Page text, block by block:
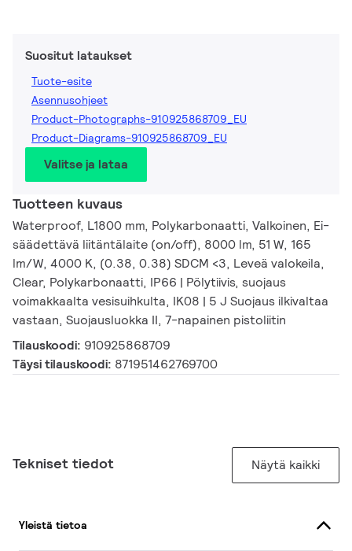
Suositut lataukset
Tuote-esite
Asennusohjeet
Product-Photographs-910925868709_EU
Product-Diagrams-910925868709_EU
Valitse ja lataa
Tuotteen kuvaus
Waterproof, L1800 mm, Polykarbonaatti, Valkoinen, Ei-
säädettävä liitäntälaite (on/off), 8000 lm, 51 W, 165
lm/W, 4000 K, (0.38, 0.38) SDCM <3, Leveä valokeila,
Clear, Polykarbonaatti, IP66 | Pölytiivis, suojaus
voimakkaalta vesisuihkulta, IK08 | 5 J Suojaus ilkivaltaa
vastaan, Suojausluokka II, 7-napainen pistoliitin
Tilauskoodi: 910925868709
Täysi tilauskoodi: 871951462769700
Tekniset tiedot Näytä kaikki
Yleistä tietoa